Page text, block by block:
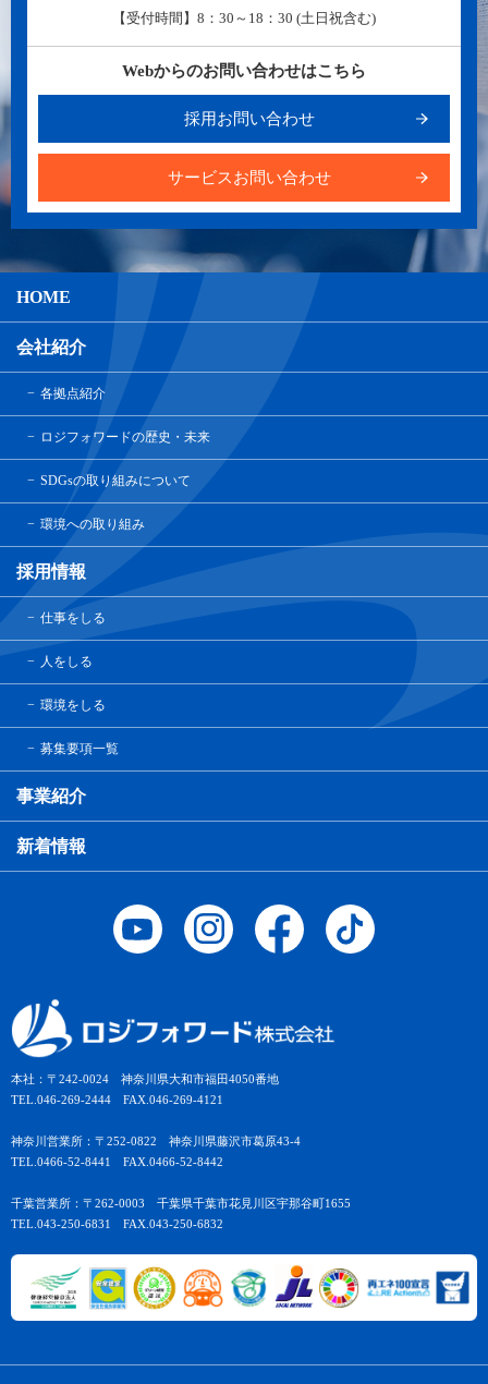
【受付時間】8：30～18：30 (土日祝含む)
Webからのお問い合わせはこちら
採用お問い合わせ
サービスお問い合わせ
本社：〒242-0024 神奈川県大和市福田4050番地
TEL.046-269-2444 FAX.046-269-4121
神奈川営業所：〒252-0822 神奈川県藤沢市葛原43-4
TEL.0466-52-8441 FAX.0466-52-8442
千葉営業所：〒262-0003 千葉県千葉市花見川区宇那谷町1655
TEL.043-250-6831 FAX.043-250-6832
HOME
会社紹介
各拠点紹介
ロジフォワードの歴史・未来
SDGsの取り組みについて
環境への取り組み
採用情報
仕事をしる
人をしる
環境をしる
募集要項一覧
事業紹介
新着情報